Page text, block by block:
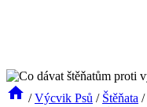
/ Výcvik Psů / Štěňata /